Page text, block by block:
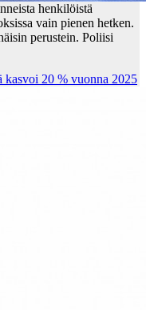
henkilöistä
vain pienen hetken.
perustein. Poliisi
kasvoi 20 % vuonna 2025